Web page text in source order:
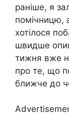
раніше, я
помічницю,
хотілося
швидше
тижня вже
про те, що
ближче до